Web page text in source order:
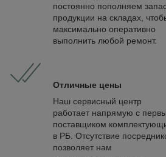
постоянно пополняем
продукции на складах,
максимально оперативно
выполнить любой ремонт.
Отличные цены
Наш сервисный центр
работает напрямую с
поставщиком
в РБ. Отсутствие
позволяет нам